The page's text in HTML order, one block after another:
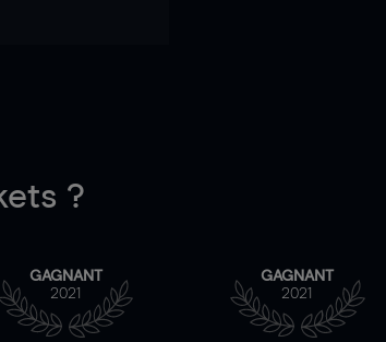
?
GAGNANT
2021
GAGNANT
2021